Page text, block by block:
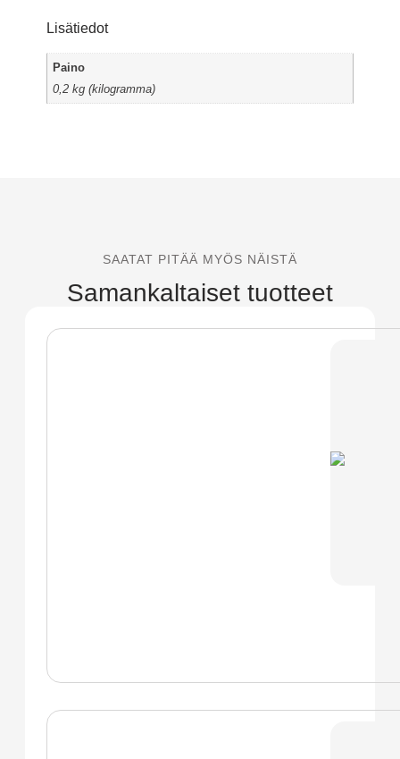
Lisätiedot
Paino
0,2 kg (kilogramma)
SAATAT PITÄÄ MYÖS NÄISTÄ
Samankaltaiset tuotteet